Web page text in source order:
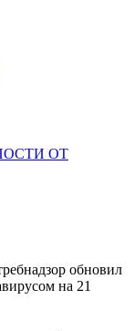
ОТ
обновил
на 21